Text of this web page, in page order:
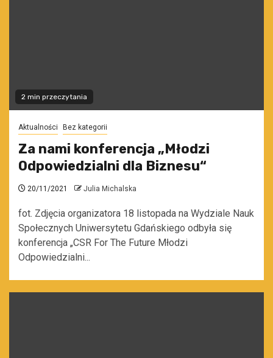
2 min przeczytania
Aktualności Bez kategorii
Za nami konferencja „Młodzi
Odpowiedzialni dla Biznesu“
20/11/2021 Julia Michalska
fot. Zdjęcia organizatora 18 listopada na Wydziale Nauk
Społecznych Uniwersytetu Gdańskiego odbyła się
konferencja „CSR For The Future Młodzi
Odpowiedzialni...